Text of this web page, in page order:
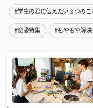
#学生の君に伝えたい３つのこ
#恋愛特集 #もやもや解決